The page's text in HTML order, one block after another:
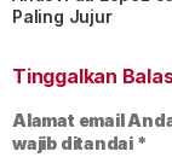
Paling Jujur
Tinggalkan
Alamat email
wajib ditandai *